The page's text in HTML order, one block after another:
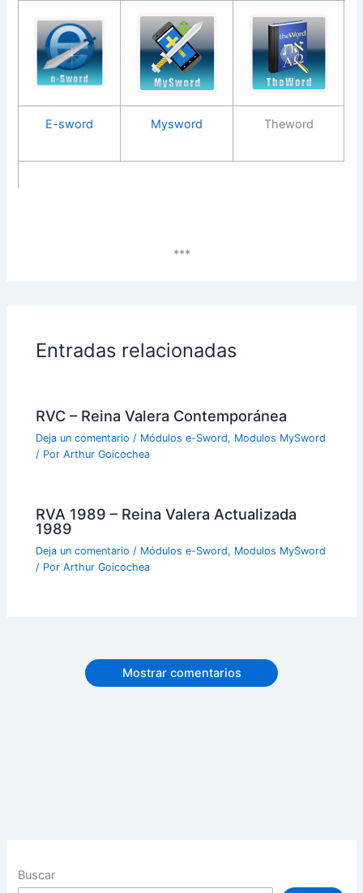
E-sword Mysword Theword
***
Entradas relacionadas
RVC – Reina Valera Contemporánea
Deja un comentario / Módulos e-Sword, Modulos MySword
/ PorArthur Goicochea
RVA 1989 – Reina Valera Actualizada
1989
Deja un comentario / Módulos e-Sword, Modulos MySword
/ PorArthur Goicochea
Mostrar comentarios
Buscar